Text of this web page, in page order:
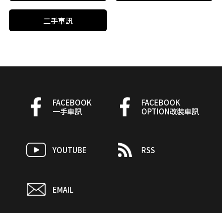
二手車訊
FACEBOOK
一手車訊
FACEBOOK
OPTION改裝車訊
YOUTUBE RSS
EMAIL